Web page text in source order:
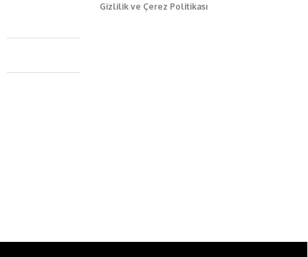
Gizlilik ve Çerez Politikası
Caferağa Mah. Dr. Şakir Paşa Sok. No3/A Kadıköy İstanbul
+90 543 345 46 00